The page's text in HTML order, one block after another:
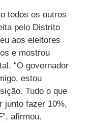
todos os outros
pelo Distrito
aos eleitores
e mostrou
“O governador
estou
Tudo o que
junto fazer 10%,
afirmou.